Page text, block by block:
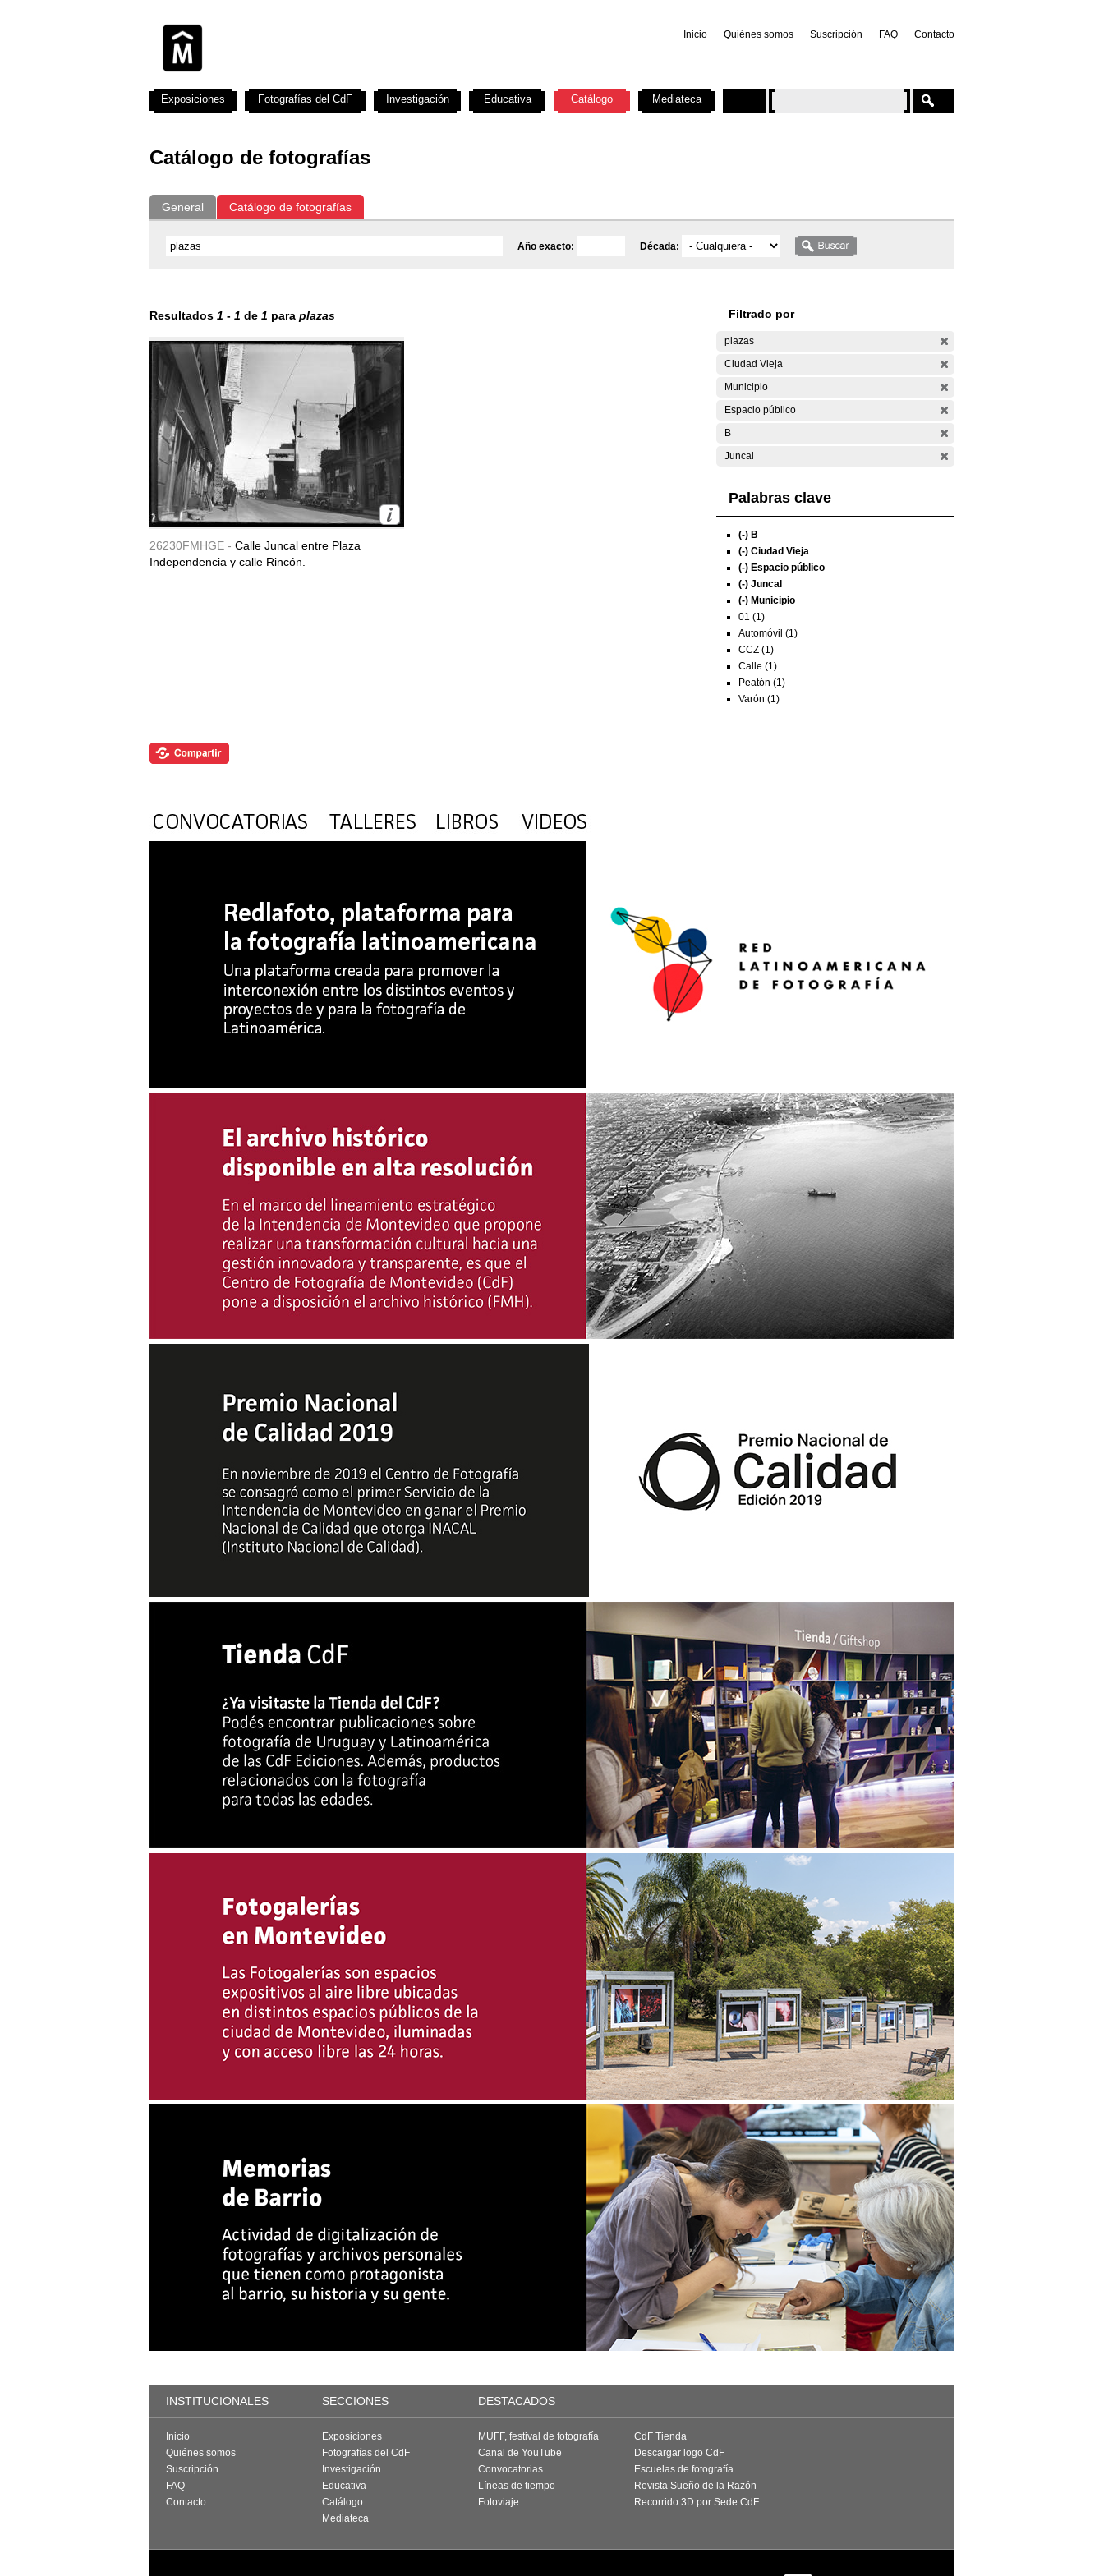
Inicio Quiénes somos Suscripción FAQ Contacto
Catálogo de fotografías
General Catálogo de fotografías
Año exacto: Década:
Resultados 1 - 1 de 1 para plazas
26230FMHGE - Calle Juncal entre Plaza
Independencia y calle Rincón.
Filtrado por
plazas
Ciudad Vieja
Municipio
Espacio público
B
Juncal
Palabras clave
(-) B
(-) Ciudad Vieja
(-) Espacio público
(-) Juncal
(-) Municipio
01 (1)
Automóvil (1)
CCZ (1)
Calle (1)
Peatón (1)
Varón (1)
Exposiciones Fotografías del CdF Investigación Educativa Catálogo Mediateca
INSTITUCIONALES SECCIONES DESTACADOS
Inicio
Quiénes somos
Suscripción
FAQ
Contacto
Exposiciones
Fotografías del CdF
Investigación
Educativa
Catálogo
Mediateca
MUFF, festival de fotografía
Canal de YouTube
Convocatorias
Líneas de tiempo
Fotoviaje
CdF Tienda
Descargar logo CdF
Escuelas de fotografía
Revista Sueño de la Razón
Recorrido 3D por Sede CdF